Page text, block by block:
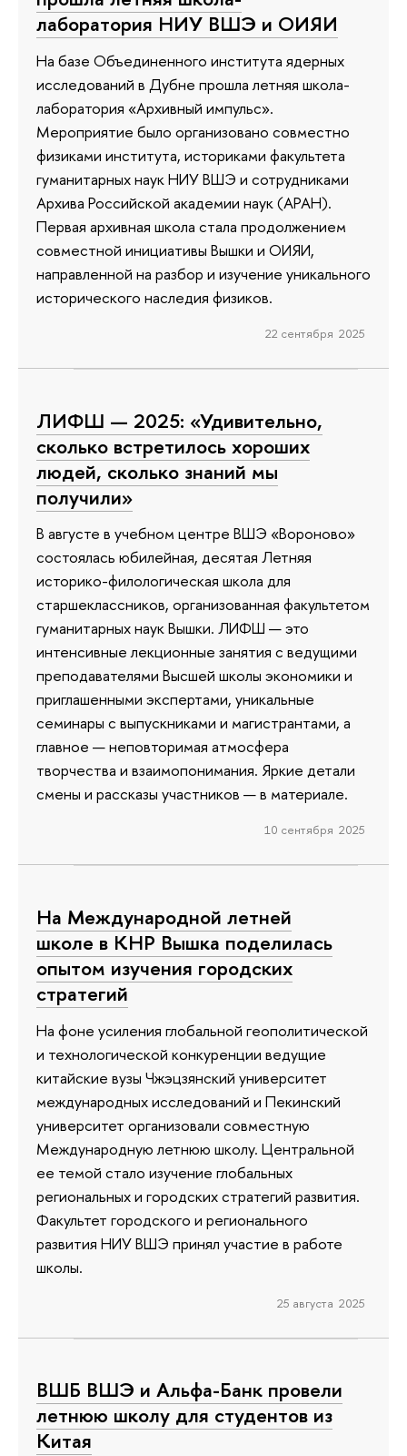
лаборатория НИУ ВШЭ и ОИЯИ
На базе Объединенного института ядерных
исследований в Дубне прошла летняя школа-
лаборатория «Архивный импульс».
Мероприятие было организовано совместно
физиками института, историками факультета
гуманитарных наук НИУ ВШЭ и сотрудниками
Архива Российской академии наук (АРАН).
Первая архивная школа стала продолжением
совместной инициативы Вышки и ОИЯИ,
направленной на разбор и изучение уникального
исторического наследия физиков.
22 сентября 2025
ЛИФШ — 2025: «Удивительно,
сколько встретилось хороших
людей, сколько знаний мы
получили»
В августе в учебном центре ВШЭ «Вороново»
состоялась юбилейная, десятая Летняя
историко-филологическая школа для
старшеклассников, организованная факультетом
гуманитарных наук Вышки. ЛИФШ — это
интенсивные лекционные занятия с ведущими
преподавателями Высшей школы экономики и
приглашенными экспертами, уникальные
семинары с выпускниками и магистрантами, а
главное — неповторимая атмосфера
творчества и взаимопонимания. Яркие детали
смены и рассказы участников — в материале.
10 сентября 2025
На Международной летней
школе в КНР Вышка поделилась
опытом изучения городских
стратегий
На фоне усиления глобальной геополитической
и технологической конкуренции ведущие
китайские вузы Чжэцзянский университет
международных исследований и Пекинский
университет организовали совместную
Международную летнюю школу. Центральной
ее темой стало изучение глобальных
региональных и городских стратегий развития.
Факультет городского и регионального
развития НИУ ВШЭ принял участие в работе
школы.
25 августа 2025
ВШБ ВШЭ и Альфа-Банк провели
летнюю школу для студентов из
Китая